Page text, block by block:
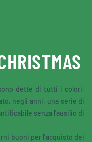
dette di tutti i colori,
negli anni, una serie di
senza l'ausilio di
buoni per l'acquisto dei